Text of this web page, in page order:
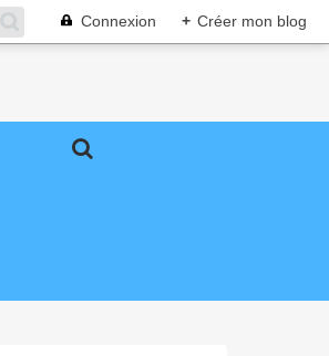
Connexion + Créer mon blog